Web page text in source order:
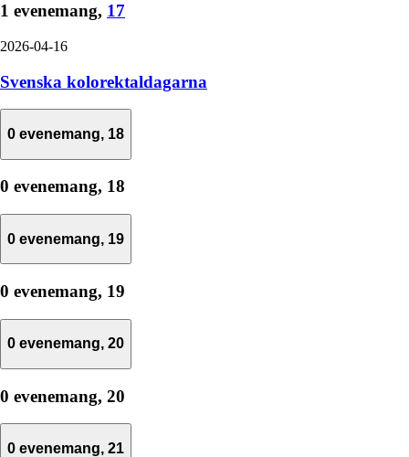
1 evenemang, 17
2026-04-16
Svenska kolorektaldagarna
0 evenemang, 18
0 evenemang, 18
0 evenemang, 19
0 evenemang, 19
0 evenemang, 20
0 evenemang, 20
0 evenemang, 21